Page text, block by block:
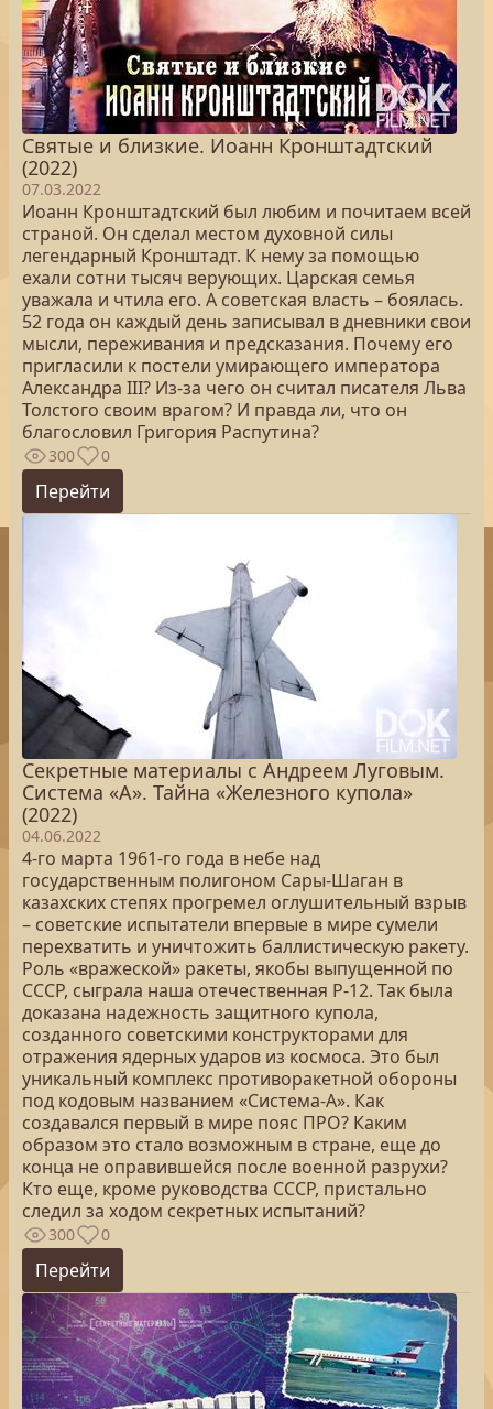
Святые и близкие. Иоанн Кронштадтский
(2022)
07.03.2022
Иоанн Кронштадтский был любим и почитаем всей
страной. Он сделал местом духовной силы
легендарный Кронштадт. К нему за помощью
ехали сотни тысяч верующих. Царская семья
уважала и чтила его. А советская власть – боялась.
52 года он каждый день записывал в дневники свои
мысли, переживания и предсказания. Почему его
пригласили к постели умирающего императора
Александра III? Из-за чего он считал писателя Льва
Толстого своим врагом? И правда ли, что он
благословил Григория Распутина?
300 0
Перейти
Секретные материалы с Андреем Луговым.
Система «А». Тайна «Железного купола»
(2022)
04.06.2022
4-го марта 1961-го года в небе над
государственным полигоном Сары-Шаган в
казахских степях прогремел оглушительный взрыв
– советские испытатели впервые в мире сумели
перехватить и уничтожить баллистическую ракету.
Роль «вражеской» ракеты, якобы выпущенной по
СССР, сыграла наша отечественная Р-12. Так была
доказана надежность защитного купола,
созданного советскими конструкторами для
отражения ядерных ударов из космоса. Это был
уникальный комплекс противоракетной обороны
под кодовым названием «Система-А». Как
создавался первый в мире пояс ПРО? Каким
образом это стало возможным в стране, еще до
конца не оправившейся после военной разрухи?
Кто еще, кроме руководства СССР, пристально
следил за ходом секретных испытаний?
300 0
Перейти